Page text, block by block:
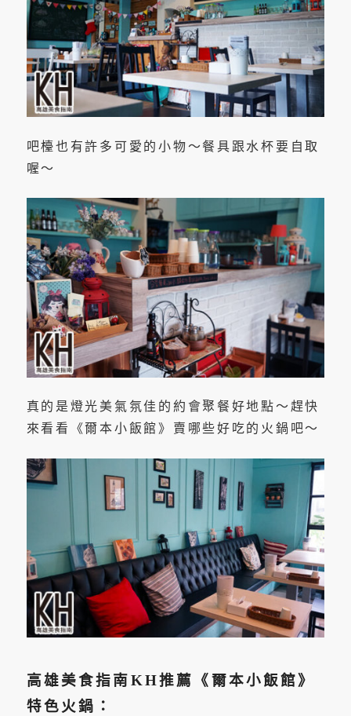
吧檯也有許多可愛的小物～餐具跟水杯要自取
喔～
真的是燈光美氣氛佳的約會聚餐好地點～趕快
來看看《爾本小飯館》賣哪些好吃的火鍋吧～
高雄美食指南KH推薦《爾本小飯館》
特色火鍋：